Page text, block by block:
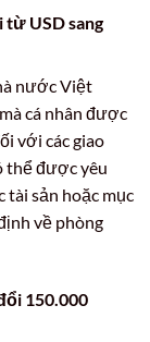
từ USD sang
nước Việt
cá nhân được
với các giao
thể được yêu
tài sản hoặc mục
về phòng
150.000